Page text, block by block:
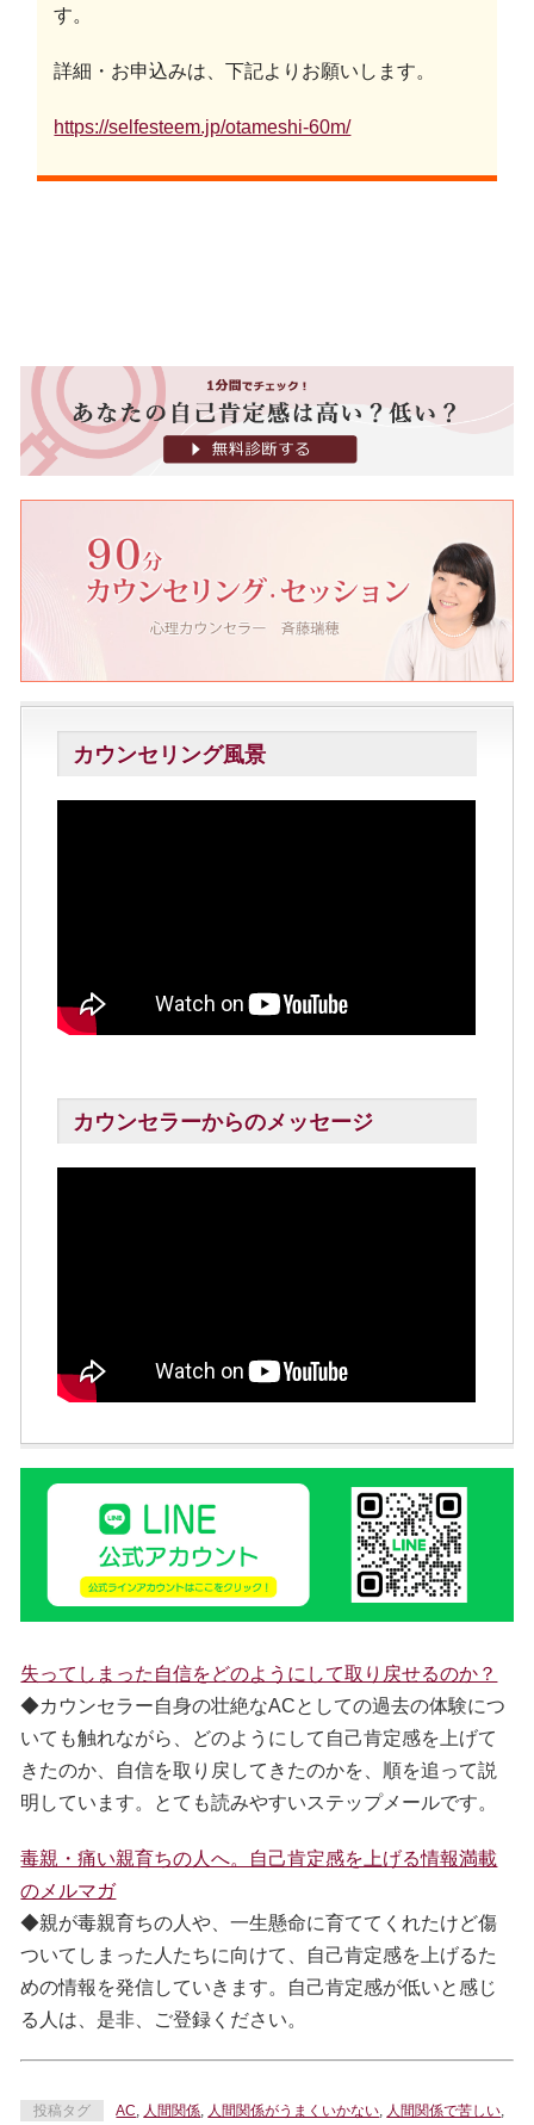
す。
詳細・お申込みは、下記よりお願いします。
https://selfesteem.jp/otameshi-60m/
カウンセリング風景
カウンセラーからのメッセージ
失ってしまった自信をどのようにして取り戻せるのか？
◆カウンセラー自身の壮絶なACとしての過去の体験につ
いても触れながら、どのようにして自己肯定感を上げて
きたのか、自信を取り戻してきたのかを、順を追って説
明しています。とても読みやすいステップメールです。
毒親・痛い親育ちの人へ。自己肯定感を上げる情報満載
のメルマガ
◆親が毒親育ちの人や、一生懸命に育ててくれたけど傷
ついてしまった人たちに向けて、自己肯定感を上げるた
めの情報を発信していきます。自己肯定感が低いと感じ
る人は、是非、ご登録ください。
投稿タグ AC 人間関係 人間関係がうまくいかない 人間関係で苦しい